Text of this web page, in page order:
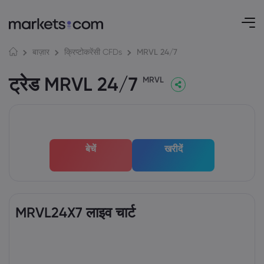
बाज़ार क्रिप्टोकरेंसी CFDs MRVL 24/7
ट्रेड MRVL 24/7 MRVL
बेचें खरीदें
MRVL24X7 लाइव चार्ट